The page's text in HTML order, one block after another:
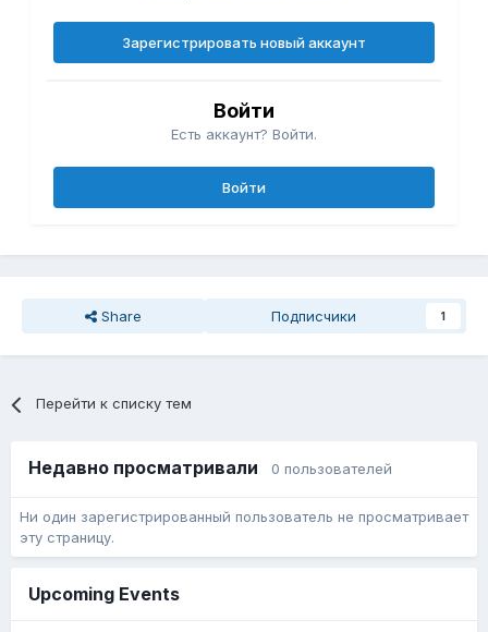
Зарегистрировать новый аккаунт
Войти
Есть аккаунт? Войти.
Войти
Share Подписчики 1
Перейти к списку тем
Недавно просматривали 0 пользователей
Ни один зарегистрированный пользователь не просматривает
эту страницу.
Upcoming Events